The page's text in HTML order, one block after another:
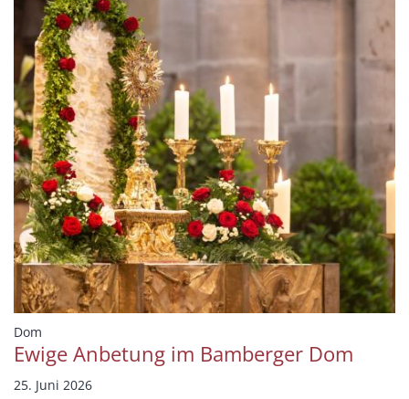
Dom
Ewige Anbetung im Bamberger Dom
25. Juni 2026